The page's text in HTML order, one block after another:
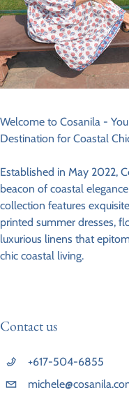
Welcome to Cosanila -
Destination for Coastal
Established in May 2022,
beacon of coastal
collection features
printed summer dresses,
luxurious linens that
chic coastal living.
Contact us
+617-504-6855